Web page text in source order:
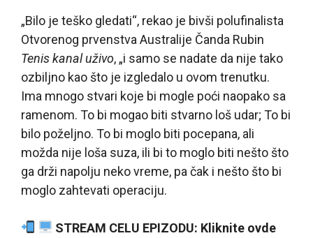
„Bilo je teško gledati“, rekao je bivši polufinalista
Otvorenog prvenstva Australije Čanda Rubin
Tenis kanal uživo, „i samo se nadate da nije tako
ozbiljno kao što je izgledalo u ovom trenutku.
Ima mnogo stvari koje bi mogle poći naopako sa
ramenom. To bi mogao biti stvarno loš udar; To bi
bilo poželjno. To bi moglo biti pocepana, ali
možda nije loša suza, ili bi to moglo biti nešto što
ga drži napolju neko vreme, pa čak i nešto što bi
moglo zahtevati operaciju.
STREAM CELU EPIZODU: Kliknite ovde